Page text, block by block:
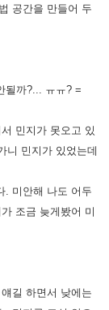
공간을 만들어 두
될까?... ㅠㅠ? =
민지가 못오고 있
니 민지가 있었는데
. 미안해 나도 어두
조금 늦게봤어 미
길 하면서 낮에는